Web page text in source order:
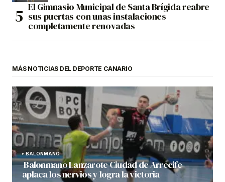
El Gimnasio Municipal de Santa Brígida reabre
sus puertas con unas instalaciones
completamente renovadas
MÁS NOTICIAS DEL DEPORTE CANARIO
BALONMANO
Balonmano Lanzarote Ciudad de Arrecife
aplaca los nervios y logra la victoria